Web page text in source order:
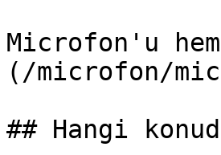
Microfon'u
(/microfon/
## Hangi